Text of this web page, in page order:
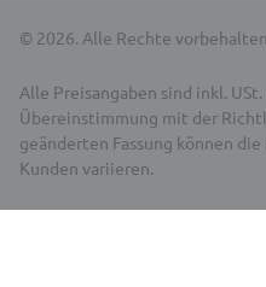
© 2026. Alle Rechte
Alle Preisangaben sind inkl.
Übereinstimmung mit der
geänderten Fassung können
Kunden variieren.